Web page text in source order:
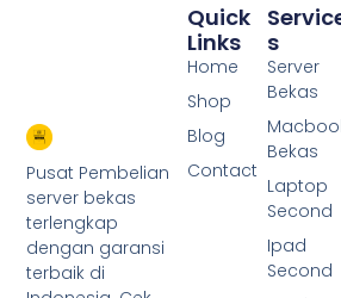
Pusat Pembelian
server bekas
terlengkap
dengan garansi
terbaik di
S
Server
Bekas
Bekas
Laptop
Second
Ipad
Second
Quick
Links
Home
Shop
Blog
Contact